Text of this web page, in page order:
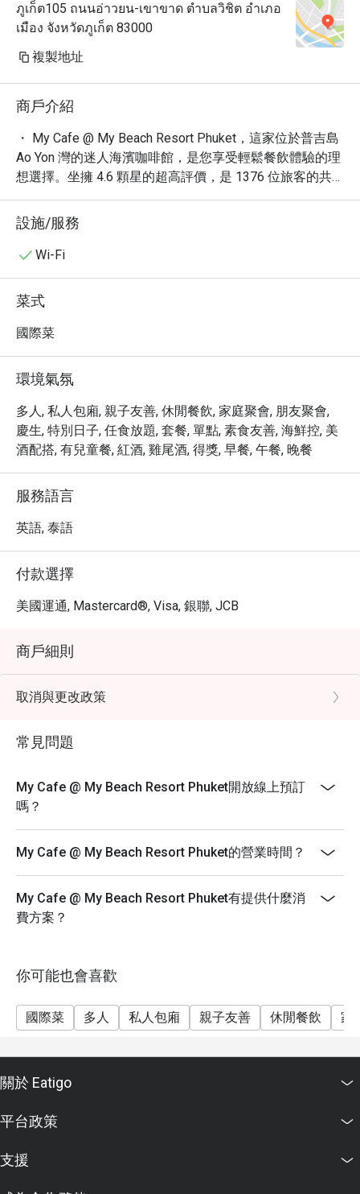
ภูเก็ต105 ถนนอ่าวยน-เขาขาด ตำบลวิชิต อำเภอ
เมือง จังหวัดภูเก็ต 83000
複製地址
商戶介紹
・ My Cafe @ My Beach Resort Phuket，這家位於普吉島
Ao Yon 灣的迷人海濱咖啡館，是您享受輕鬆餐飲體驗的理
想選擇。坐擁 4.6 顆星的超高評價，是 1376 位旅客的共
同推薦。
・ 這裡提供精緻的餐點，更是一個讓您沉浸在海灘美景中
的絕佳地點。顧客讚譽有加的「沙灘」景觀、迷人的「夕
陽」餘暉，以及「寧靜」的氛圍，讓這裡成為放鬆身心的
・ 透過 Eatigo 預訂，您將有機會以最高 5 折的優惠，盡
情享受 My Cafe @ My Beach Resort Phuket 的美味佳餚與
獨特海濱風情。
設施/服務
Wi-Fi
菜式
國際菜
環境氣氛
多人, 私人包廂, 親子友善, 休閒餐飲, 家庭聚會, 朋友聚會,
慶生, 特別日子, 任食放題, 套餐, 單點, 素食友善, 海鮮控, 美
酒配搭, 有兒童餐, 紅酒, 雞尾酒, 得獎, 早餐, 午餐, 晚餐
服務語言
英語, 泰語
付款選擇
美國運通, Mastercard®, Visa, 銀聯, JCB
商戶細則
取消與更改政策
常見問題
My Cafe @ My Beach Resort Phuket開放線上預訂
嗎？
My Cafe @ My Beach Resort Phuket的營業時間？
My Cafe @ My Beach Resort Phuket有提供什麼消
費方案？
你可能也會喜歡
國際菜 多人 私人包廂 親子友善 休閒餐飲 家
關於 Eatigo
平台政策
支援